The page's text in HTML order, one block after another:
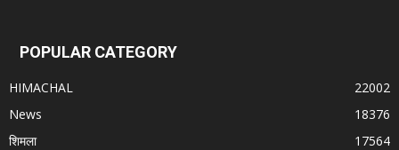
POPULAR CATEGORY
HIMACHAL
22002
News
18376
शिमला
17564